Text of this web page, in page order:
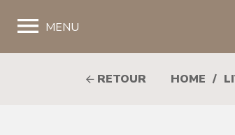
MENU
RETOUR HOME /